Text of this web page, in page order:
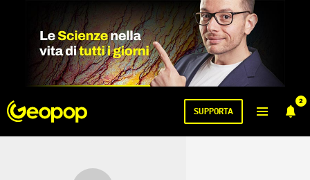
2
SUPPORTA